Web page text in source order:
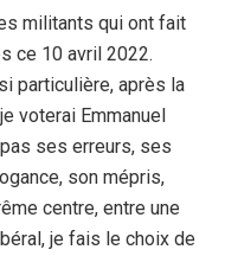
militants qui ont fait
ce 10 avril 2022.
particulière, après la
voterai Emmanuel
pas ses erreurs, ses
son mépris,
centre, entre une
je fais le choix de